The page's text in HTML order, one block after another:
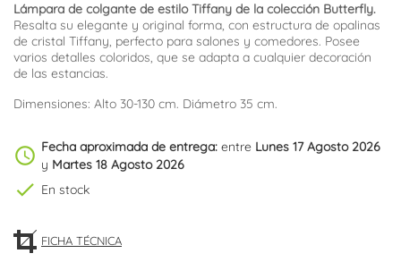
Lámpara de colgante de estilo Tiffany de la colección Butterfly.
Resalta su elegante y original forma, con estructura de opalinas
de cristal Tiffany, perfecto para salones y comedores. Posee
varios detalles coloridos, que se adapta a cualquier decoración
de las estancias.
Dimensiones: Alto 30-130 cm. Diámetro 35 cm.
schedule Fecha aproximada de entrega: entre Lunes 17 Agosto 2026
y Martes 18 Agosto 2026
check En stock
FICHA TÉCNICA